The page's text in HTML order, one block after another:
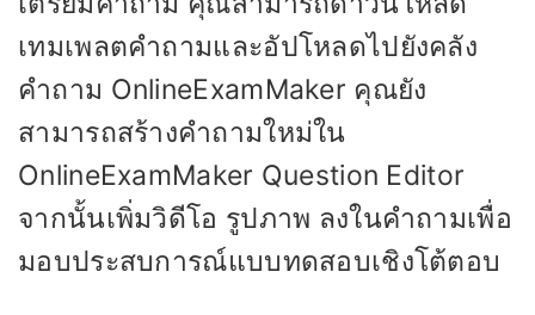
เทมเพลตคำถามและอัปโหลดไปยังคลัง
คำถาม OnlineExamMaker คุณยัง
สามารถสร้างคำถามใหม่ใน
OnlineExamMaker Question Editor
จากนั้นเพิ่มวิดีโอ รูปภาพ ลงในคำถามเพื่อ
มอบประสบการณ์แบบทดสอบเชิงโต้ตอบ